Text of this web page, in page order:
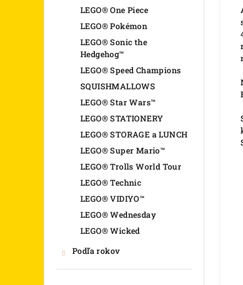
LEGO® One Piece
LEGO® Pokémon
LEGO® Sonic the
Hedgehog™
LEGO® Speed Champions
SQUISHMALLOWS
LEGO® Star Wars™
LEGO® STATIONERY
LEGO® STORAGE a LUNCH
LEGO® Super Mario™
LEGO® Trolls World Tour
LEGO® Technic
LEGO® VIDIYO™
LEGO® Wednesday
LEGO® Wicked
Podľa rokov